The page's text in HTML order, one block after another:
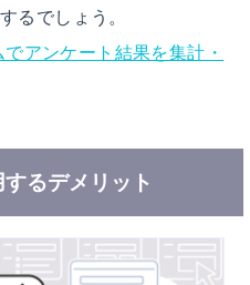
るでしょう。
アンケート結果を集計・
るデメリット